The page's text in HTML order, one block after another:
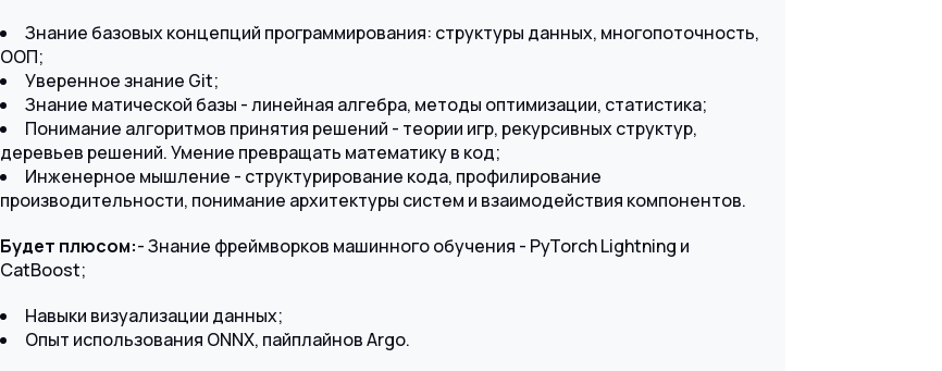
Знание базовых концепций программирования: структуры данных, многопоточность,
ООП;
Уверенное знание Git;
Знание матической базы - линейная алгебра, методы оптимизации, статистика;
Понимание алгоритмов принятия решений - теории игр, рекурсивных структур,
деревьев решений. Умение превращать математику в код;
Инженерное мышление - структурирование кода, профилирование
производительности, понимание архитектуры систем и взаимодействия компонентов.
Будет плюсом:- Знание фреймворков машинного обучения - PyTorch Lightning и
CatBoost;
Навыки визуализации данных;
Опыт использования ONNX, пайплайнов Argo.